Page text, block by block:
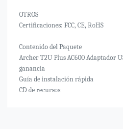
OTROS
Certificaciones: FCC, CE, RoHS
Contenido del Paquete
Archer T2U Plus AC600 Adaptador
ganancia
Guía de instalación rápida
CD de recursos